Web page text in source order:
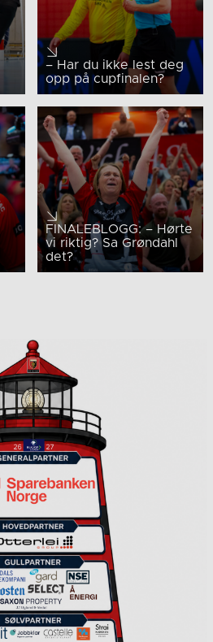
– Har du ikke lest deg
opp på cupfinalen?
FINALEBLOGG: – Hørte
vi riktig? Sa Grøndahl
det?